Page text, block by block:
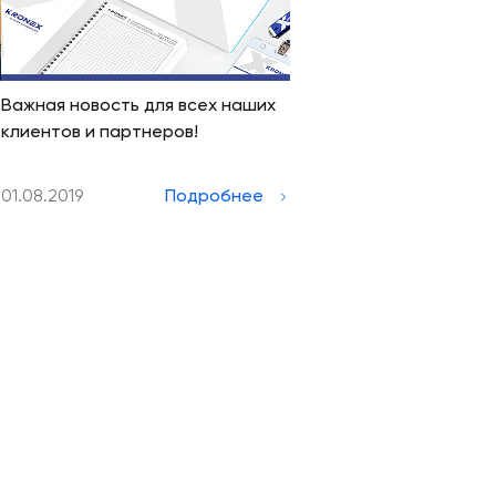
Важная новость для всех наших
клиентов и партнеров!
01.08.2019 Подробнее